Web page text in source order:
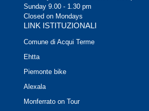
Sunday 9.00 - 1.30 pm
Closed on Mondays
LINK ISTITUZIONALI
Comune di Acqui Terme
Ehtta
Piemonte bike
Alexala
Monferrato on Tour